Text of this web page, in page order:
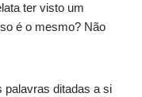
ter visto um
é o mesmo? Não
palavras ditadas a si